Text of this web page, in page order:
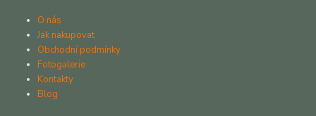
O nás
Jak nakupovat
Obchodní podmínky
Fotogalerie
Kontakty
Blog